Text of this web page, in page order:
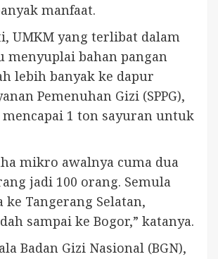
manfaat.
UMKM yang terlibat dalam
menyuplai bahan pangan
lebih banyak ke dapur
Pemenuhan Gizi (SPPG),
1 ton sayuran untuk
mikro awalnya cuma dua
jadi 100 orang. Semula
ke Tangerang Selatan,
sampai ke Bogor,” katanya.
Badan Gizi Nasional (BGN),